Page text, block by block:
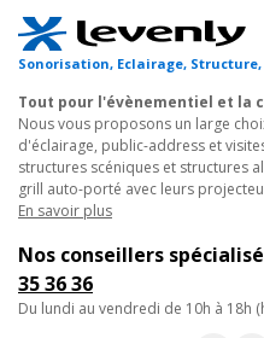
intérieurs ou extérieurs.
installation simplifiée, l'Angle
assembler et à démonter. Sa
mise en place rapide et
pour les professionnels de
Découvrez dès maintenant
Directions 90° - Finition Blanc,
indispensable pour donner vie
Sonorisation, Eclairage, Structure,
Tout pour l'évènementiel et la
Nous vous proposons un large
d'éclairage, public-address et
structures scéniques et structures
grill auto-porté avec leurs
En savoir plus
Nos conseillers
35 36 36
du lundi au vendredi de 10h à